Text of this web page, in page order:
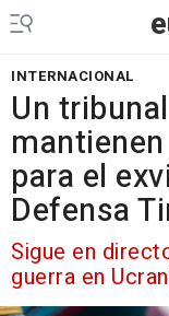
INTERNACIONAL
Un
para el
Defensa
Sigue en
guerra en